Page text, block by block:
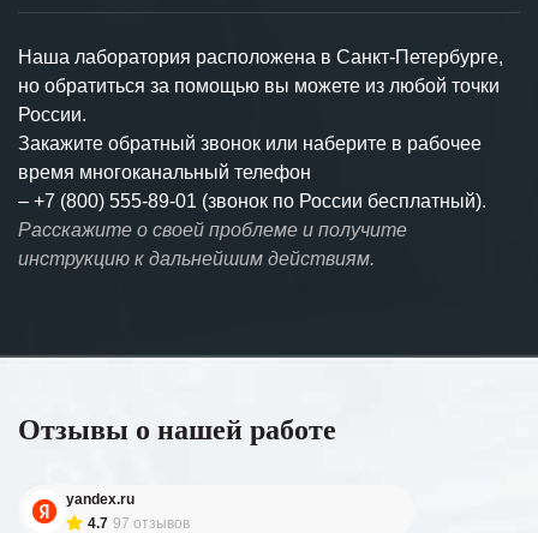
Наша лаборатория расположена в Санкт-Петербурге,
но обратиться за помощью вы можете из любой точки
России.
Закажите обратный звонок или наберите в рабочее
время многоканальный телефон
– +7 (800) 555-89-01 (звонок по России бесплатный).
Расскажите о своей проблеме и получите
инструкцию к дальнейшим действиям.
Отзывы о нашей работе
yandex.ru
4.7 97 отзывов